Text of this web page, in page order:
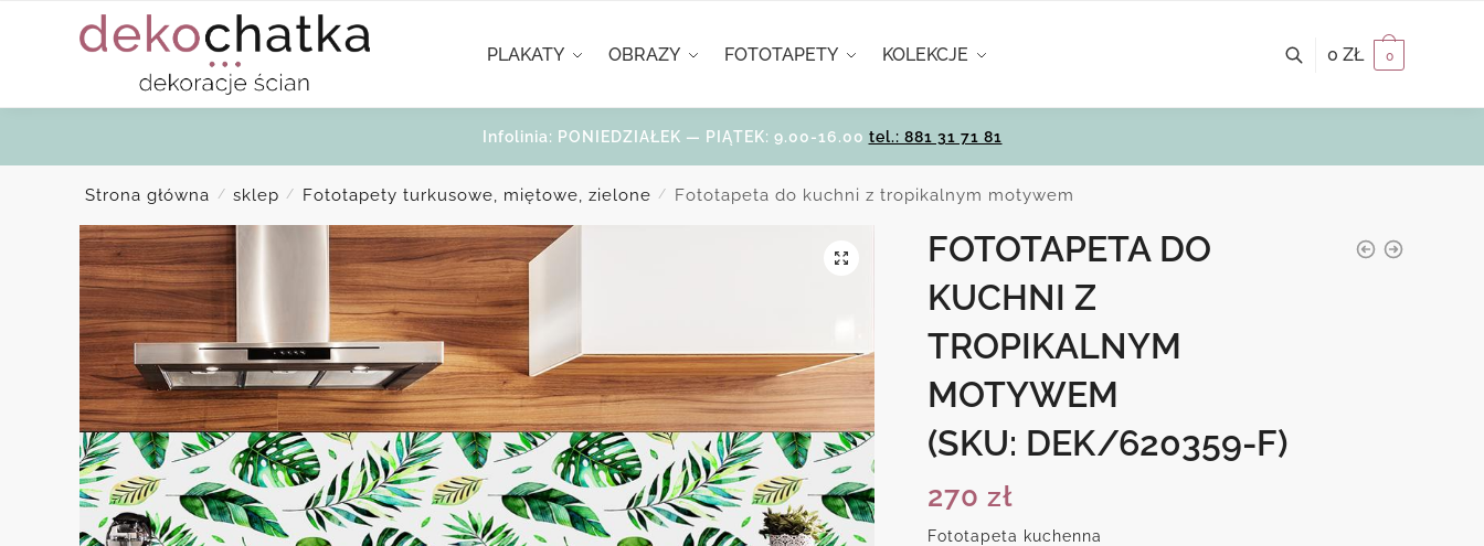
PLAKATY OBRAZY FOTOTAPETY KOLEKCJE 0 ZŁ 0
Infolinia: PONIEDZIAŁEK — PIĄTEK: 9.00-16.00 tel.: 881 31 71 81
Strona główna / sklep / Fototapety turkusowe, miętowe, zielone / Fototapeta do kuchni z tropikalnym motywem
FOTOTAPETA DO
KUCHNI Z
TROPIKALNYM
MOTYWEM
(SKU: DEK/620359-F)
270 zł
Fototapeta kuchenna